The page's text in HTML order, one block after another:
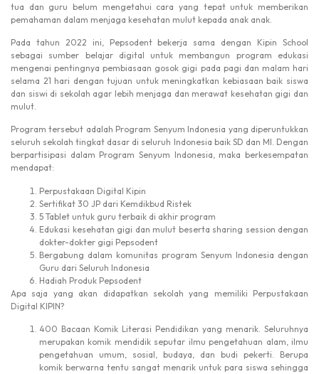
tua dan guru belum mengetahui cara yang tepat untuk memberikan
pemahaman dalam menjaga kesehatan mulut kepada anak anak.
Pada tahun 2022 ini, Pepsodent bekerja sama dengan Kipin School
sebagai sumber belajar digital untuk membangun program edukasi
mengenai pentingnya pembiasaan gosok gigi pada pagi dan malam hari
selama 21 hari dengan tujuan untuk meningkatkan kebiasaan baik siswa
dan siswi di sekolah agar lebih menjaga dan merawat kesehatan gigi dan
mulut.
Program tersebut adalah Program Senyum Indonesia yang diperuntukkan
seluruh sekolah tingkat dasar di seluruh Indonesia baik SD dan MI. Dengan
berpartisipasi dalam Program Senyum Indonesia, maka berkesempatan
mendapat:
Perpustakaan Digital Kipin
Sertifikat 30 JP dari Kemdikbud Ristek
5 Tablet untuk guru terbaik di akhir program
Edukasi kesehatan gigi dan mulut beserta sharing session dengan
dokter-dokter gigi Pepsodent
Bergabung dalam komunitas program Senyum Indonesia dengan
Guru dari Seluruh Indonesia
Hadiah Produk Pepsodent
Apa saja yang akan didapatkan sekolah yang memiliki Perpustakaan
Digital KIPIN?
400 Bacaan Komik Literasi Pendidikan yang menarik. Seluruhnya
merupakan komik mendidik seputar ilmu pengetahuan alam, ilmu
pengetahuan umum, sosial, budaya, dan budi pekerti. Berupa
komik berwarna tentu sangat menarik untuk para siswa sehingga